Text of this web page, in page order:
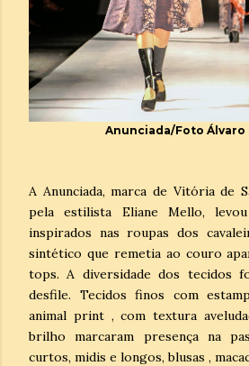
Anunciada/Foto Álvaro
A Anunciada, marca de Vitória de
pela estilista Eliane Mello,
inspirados nas roupas dos
sintético que remetia ao couro
tops. A diversidade dos tecidos
desfile. Tecidos finos com
animal print , com textura
brilho marcaram presença na
curtos, midis e longos, blusas ,